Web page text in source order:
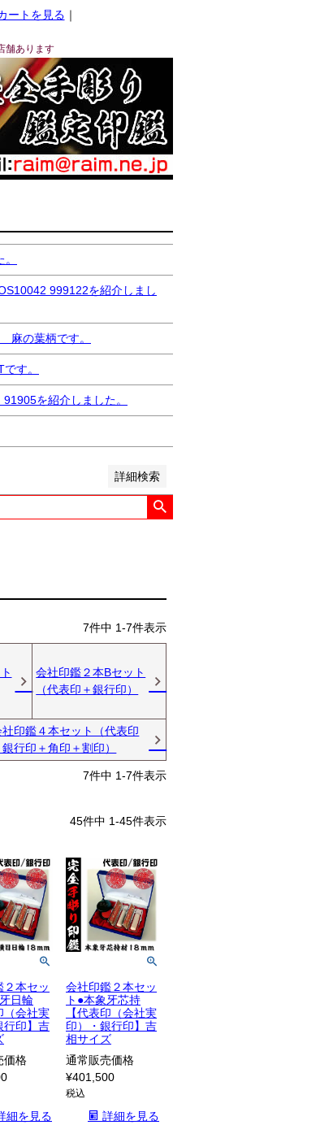
ートを見る ｜
舗あります
999122を紹介しまし
の葉柄です。
す。
を紹介しました。
詳細検索
価格が高い順
7件中 1-7件表示
会社印鑑２本Bセット
（代表印＋銀行印）
社印鑑４本セット（代表印
銀行印＋角印＋割印）
7件中 1-7件表示
45件中 1-45件表示
２本セッ
日輪
（会社実
行印】吉
価格
細を見る
会社印鑑２本セッ
ト●本象牙芯持
【代表印（会社実
印）・銀行印】吉
相サイズ
通常販売価格
¥401,500
税込
詳細を見る